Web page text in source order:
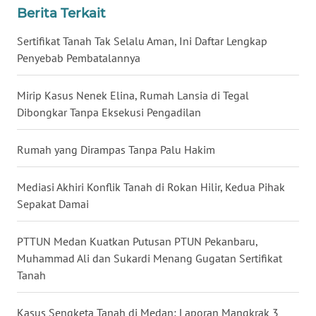
Berita Terkait
Sertifikat Tanah Tak Selalu Aman, Ini Daftar Lengkap
Penyebab Pembatalannya
Mirip Kasus Nenek Elina, Rumah Lansia di Tegal
Dibongkar Tanpa Eksekusi Pengadilan
Rumah yang Dirampas Tanpa Palu Hakim
Mediasi Akhiri Konflik Tanah di Rokan Hilir, Kedua Pihak
Sepakat Damai
PTTUN Medan Kuatkan Putusan PTUN Pekanbaru,
Muhammad Ali dan Sukardi Menang Gugatan Sertifikat
Tanah
Kasus Sengketa Tanah di Medan: Laporan Mangkrak 3
KALTARA
WN
KALSEL
WN
KALTIM
WN
SULSEL
WN
GORONTALO